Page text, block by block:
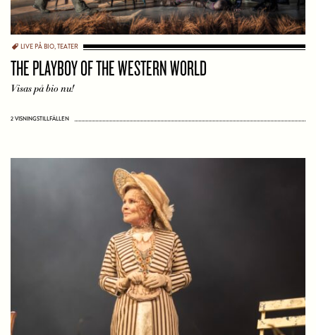
LIVE PÅ BIO,TEATER
THE PLAYBOY OF THE WESTERN WORLD
Visas på bio nu!
2 VISNINGSTILLFÄLLEN